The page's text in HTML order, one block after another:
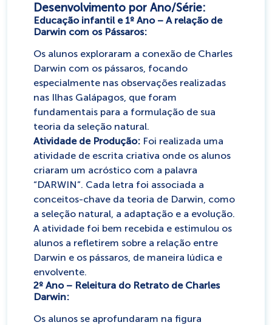
Desenvolvimento por Ano/Série:
Educação infantil e 1º Ano – A relação de
Darwin com os Pássaros:
Os alunos exploraram a conexão de Charles
Darwin com os pássaros, focando
especialmente nas observações realizadas
nas Ilhas Galápagos, que foram
fundamentais para a formulação de sua
teoria da seleção natural.
Atividade de Produção: Foi realizada uma
atividade de escrita criativa onde os alunos
criaram um acróstico com a palavra
“DARWIN”. Cada letra foi associada a
conceitos-chave da teoria de Darwin, como
a seleção natural, a adaptação e a evolução.
A atividade foi bem recebida e estimulou os
alunos a refletirem sobre a relação entre
Darwin e os pássaros, de maneira lúdica e
envolvente.
2º Ano – Releitura do Retrato de Charles
Darwin:
Os alunos se aprofundaram na figura